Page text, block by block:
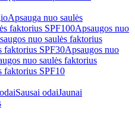
Apsauga nuo saulės
faktorius SPF100Apsaugos nuo
nuo saulės faktorius
faktorius SPF30Apsaugos nuo
nuo saulės faktorius
faktorius SPF10
Sausai odaiJaunai